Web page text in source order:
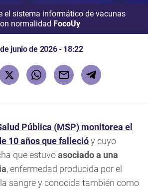
el sistema informático de vacunas
normalidad FocoUy
junio de 2026 - 18:22
Pública (MSP) monitorea el
10 años que fallecióy cuyo
que estuvoasociado a una
, enfermedad producida por el
sangre y conocida también como